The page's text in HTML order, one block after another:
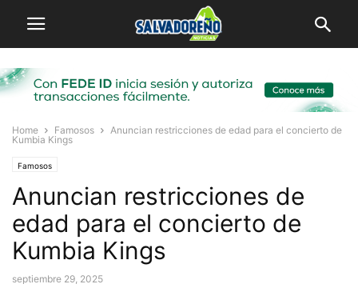
Home Famosos
Anuncian restricciones de edad para el concierto de
Kumbia Kings
Famosos
Anuncian restricciones de
edad para el concierto de
Kumbia Kings
septiembre 29, 2025